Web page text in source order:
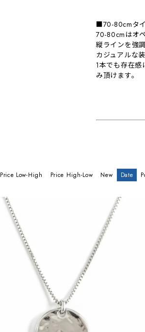
■70-80cmタ
70-80cmはオ
縦ラインを強
カジュアルな
1本でも存在
み頂けます。
Price Low-High Price High-Low New Date